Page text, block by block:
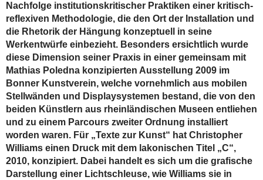
Nachfolge institutionskritischer Praktiken einer kritisch-
reflexiven Methodologie, die den Ort der Installation und
die Rhetorik der Hängung konzeptuell in seine
Werkentwürfe einbezieht. Besonders ersichtlich wurde
diese Dimension seiner Praxis in einer gemeinsam mit
Mathias Poledna konzipierten Ausstellung 2009 im
Bonner Kunstverein, welche vornehmlich aus mobilen
Stellwänden und Displaysystemen bestand, die von den
beiden Künstlern aus rheinländischen Museen entliehen
und zu einem Parcours zweiter Ordnung installiert
worden waren. Für „Texte zur Kunst“ hat Christopher
Williams einen Druck mit dem lakonischen Titel „C“,
2010, konzipiert. Dabei handelt es sich um die grafische
Darstellung einer Lichtschleuse, wie Williams sie in